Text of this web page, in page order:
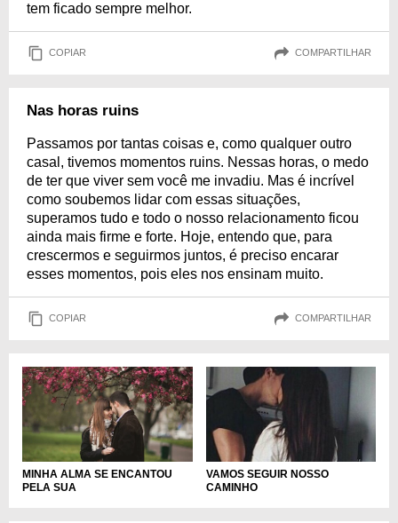
tem ficado sempre melhor.
COPIAR COMPARTILHAR
Nas horas ruins
Passamos por tantas coisas e, como qualquer outro
casal, tivemos momentos ruins. Nessas horas, o medo
de ter que viver sem você me invadiu. Mas é incrível
como soubemos lidar com essas situações,
superamos tudo e todo o nosso relacionamento ficou
ainda mais firme e forte. Hoje, entendo que, para
crescermos e seguirmos juntos, é preciso encarar
esses momentos, pois eles nos ensinam muito.
COPIAR COMPARTILHAR
MINHA ALMA SE ENCANTOU
PELA SUA
VAMOS SEGUIR NOSSO
CAMINHO